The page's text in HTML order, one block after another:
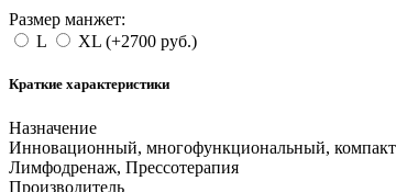
Размер манжет:
L
XL (+2700 руб.)
Краткие характеристики
Назначение
Инновационный, многофункциональный,
Лимфодренаж, Прессотерапия
Производитель